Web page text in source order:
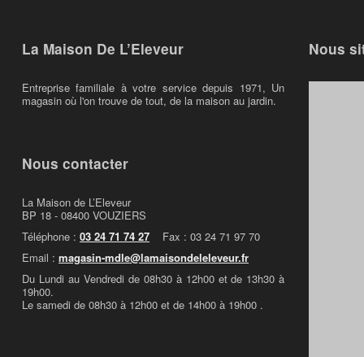
La Maison De L’Eleveur
Entreprise familiale à votre service depuis 1971, Un
magasin où l'on trouve de tout, de la maison au jardin.
Nous contacter
La Maison de L’Eleveur
BP 18 - 08400 VOUZIERS
Téléphone : 03 24 71 74 27 Fax : 03 24 71 97 70
Email : magasin-mdle@lamaisondeleleveur.fr
Du Lundi au Vendredi de 08h30 à 12h00 et de 13h30 à
19h00.
Le samedi de 08h30 à 12h00 et de 14h00 à 19h00 .
Nous